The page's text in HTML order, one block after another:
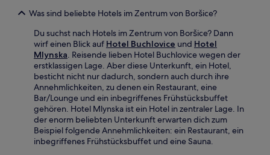
Was sind beliebte Hotels im Zentrum von Boršice?
Du suchst nach Hotels im Zentrum von Boršice? Dann
wirf einen Blick auf Hotel Buchlovice und Hotel
Mlynska. Reisende lieben Hotel Buchlovice wegen der
erstklassigen Lage. Aber diese Unterkunft, ein Hotel,
besticht nicht nur dadurch, sondern auch durch ihre
Annehmlichkeiten, zu denen ein Restaurant, eine
Bar/Lounge und ein inbegriffenes Frühstücksbuffet
gehören. Hotel Mlynska ist ein Hotel in zentraler Lage. In
der enorm beliebten Unterkunft erwarten dich zum
Beispiel folgende Annehmlichkeiten: ein Restaurant, ein
inbegriffenes Frühstücksbuffet und eine Sauna.